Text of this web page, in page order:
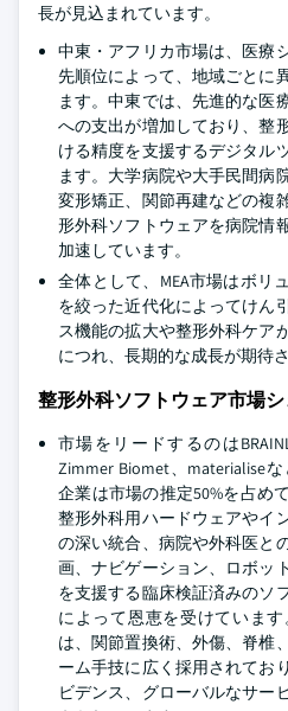
長が見込まれています。
中東・アフリカ市場は、医療
先順位によって、地域ごとに
ます。中東では、先進的な医
への支出が増加しており、整
ける精度を支援するデジタル
ます。大学病院や大手民間病
変形矯正、関節再建などの複
形外科ソフトウェアを病院情
加速しています。
全体として、MEA市場はボリ
を絞った近代化によってけん
ス機能の拡大や整形外科ケア
につれ、長期的な成長が期待
整形外科ソフトウェア市場
市場をリードするのは
Zimmer Biomet、materialise
企業は市場の推定50%を占め
整形外科用ハードウェアやイ
の深い統合、病院や外科医と
画、ナビゲーション、ロボッ
を支援する臨床検証済みのソ
によって恩恵を受けていま
は、関節置換術、外傷、脊椎
ーム手技に広く採用されてお
ビデンス、グローバルなサー